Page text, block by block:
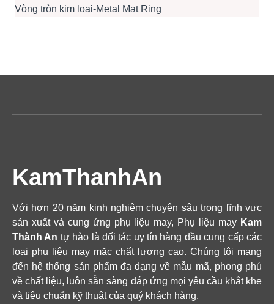
Vòng tròn kim loại-Metal Mat Ring
KamThanhAn
Với hơn 20 năm kinh nghiệm chuyên sâu trong lĩnh vực
sản xuất và cung ứng phụ liệu may, Phụ liệu may Kam
Thành An tự hào là đối tác uy tín hàng đầu cung cấp các
loại phụ liệu may mặc chất lượng cao. Chúng tôi mang
đến hệ thống sản phẩm đa dạng về mẫu mã, phong phú
về chất liệu, luôn sẵn sàng đáp ứng mọi yêu cầu khắt khe
và tiêu chuẩn kỹ thuật của quý khách hàng.